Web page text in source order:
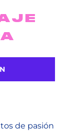
de pasión